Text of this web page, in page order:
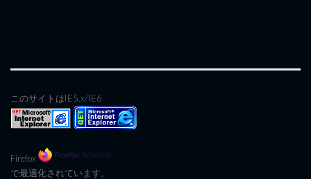
このサイトはIE5.x/IE6
Firefox
で最適化されています。